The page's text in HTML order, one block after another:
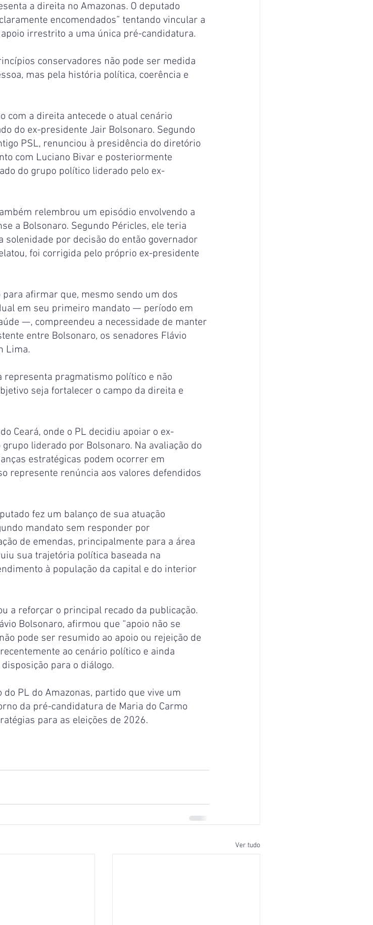
a direita no Amazonas. O deputado
encomendados” tentando vincular a
irrestrito a uma única pré-candidatura.
conservadores não pode ser medida
mas pela história política, coerência e
com a direita antecede o atual cenário
do ex-presidente Jair Bolsonaro. Segundo
PSL, renunciou à presidência do diretório
com Luciano Bivar e posteriormente
do grupo político liderado pelo ex-
relembrou um episódio envolvendo a
a Bolsonaro. Segundo Péricles, ele teria
solenidade por decisão do então governador
foi corrigida pelo próprio ex-presidente
afirmar que, mesmo sendo um dos
em seu primeiro mandato — período em
—, compreendeu a necessidade de manter
entre Bolsonaro, os senadores Flávio
Lima.
pragmatismo político e não
seja fortalecer o campo da direita e
Ceará, onde o PL decidiu apoiar o ex-
liderado por Bolsonaro. Na avaliação do
estratégicas podem ocorrer em
represente renúncia aos valores defendidos
fez um balanço de sua atuação
mandato sem responder por
de emendas, principalmente para a área
sua trajetória política baseada na
à população da capital e do interior
a reforçar o principal recado da publicação.
Bolsonaro, afirmou que “apoio não se
pode ser resumido ao apoio ou rejeição de
ao cenário político e ainda
para o diálogo.
PL do Amazonas, partido que vive um
da pré-candidatura de Maria do Carmo
para as eleições de 2026.
Ver tudo